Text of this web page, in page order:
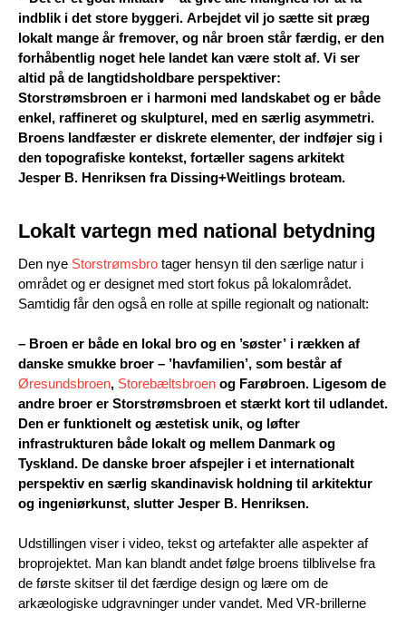
indblik i det store byggeri. Arbejdet vil jo sætte sit præg
lokalt mange år fremover, og når broen står færdig, er den
forhåbentlig noget hele landet kan være stolt af. Vi ser
altid på de langtidsholdbare perspektiver:
Storstrømsbroen er i harmoni med landskabet og er både
enkel, raffineret og skulpturel, med en særlig asymmetri.
Broens landfæster er diskrete elementer, der indføjer sig i
den topografiske kontekst, fortæller sagens arkitekt
Jesper B. Henriksen fra Dissing+Weitlings broteam.
Lokalt vartegn med national betydning
Den nye Storstrømsbro tager hensyn til den særlige natur i
området og er designet med stort fokus på lokalområdet.
Samtidig får den også en rolle at spille regionalt og nationalt:
– Broen er både en lokal bro og en ’søster’ i rækken af
danske smukke broer – ’havfamilien’, som består af
Øresundsbroen, Storebæltsbroen og Farøbroen. Ligesom de
andre broer er Storstrømsbroen et stærkt kort til udlandet.
Den er funktionelt og æstetisk unik, og løfter
infrastrukturen både lokalt og mellem Danmark og
Tyskland. De danske broer afspejler i et internationalt
perspektiv en særlig skandinavisk holdning til arkitektur
og ingeniørkunst, slutter Jesper B. Henriksen.
Udstillingen viser i video, tekst og artefakter alle aspekter af
broprojektet. Man kan blandt andet følge broens tilblivelse fra
de første skitser til det færdige design og lære om de
arkæologiske udgravninger under vandet. Med VR-brillerne